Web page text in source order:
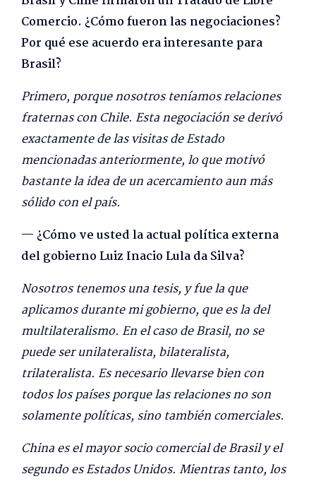
Comercio. ¿Cómo fueron las negociaciones?
Por qué ese acuerdo era interesante para
Brasil?
Primero, porque nosotros teníamos relaciones
fraternas con Chile. Esta negociación se derivó
exactamente de las visitas de Estado
mencionadas anteriormente, lo que motivó
bastante la idea de un acercamiento aun más
sólido con el país.
— ¿Cómo ve usted la actual política externa
del gobierno Luiz Inacio Lula da Silva?
Nosotros tenemos una tesis, y fue la que
aplicamos durante mi gobierno, que es la del
multilateralismo. En el caso de Brasil, no se
puede ser unilateralista, bilateralista,
trilateralista. Es necesario llevarse bien con
todos los países porque las relaciones no son
solamente políticas, sino también comerciales.
China es el mayor socio comercial de Brasil y el
segundo es Estados Unidos. Mientras tanto, los